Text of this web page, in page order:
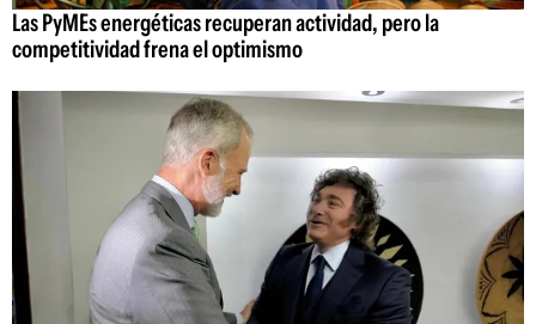
Las PyMEs energéticas recuperan actividad, pero la
competitividad frena el optimismo